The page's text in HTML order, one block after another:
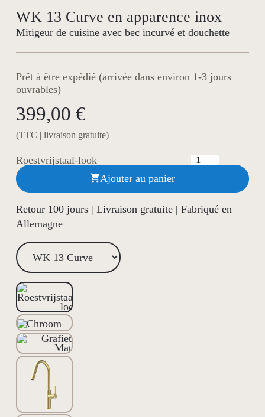
WK 13 Curve en apparence inox
Mitigeur de cuisine avec bec incurvé et douchette
Prêt à être expédié (arrivée dans environ 1-3 jours
ouvrables)
399,00 €
(TTC | livraison gratuite)
Roestvrijstaal-look
Ajouter au panier
Retour 100 jours | Livraison gratuite | Fabriqué en
Allemagne